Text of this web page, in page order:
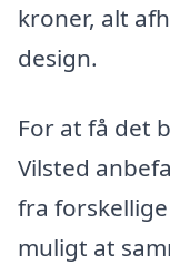
kroner, alt
design.
For at få det
Vilsted
fra
muligt at